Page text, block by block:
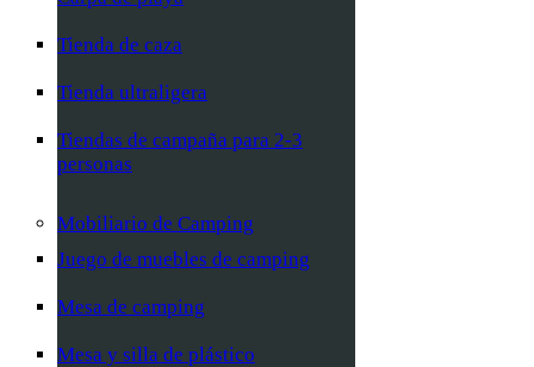
Tienda de caza
Tienda ultraligera
Tiendas de campaña para 2-3
personas
Mobiliario de Camping
Juego de muebles de camping
Mesa de camping
Mesa y silla de plástico